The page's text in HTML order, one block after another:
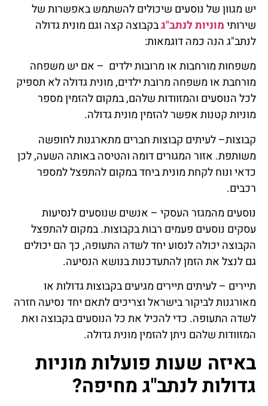
יש מגוון של נוסעים שיכולים להשתמש באפשרות של
שירותימוניות לנתב"גבקבוצה קצה וגם מונית גדולה
לנתב"ג הנה כמה דוגמאות:
משפחות מורחבות או מרובות ילדים – אם יש משפחה
מורחבת או משפחה מרובת ילדים, מונית גדולה לא תספיק
לכל הנוסעים והמזוודות שלהם, במקום להזמין מספר
מוניות קטנות אפשר להזמין מונית גדולה.
קבוצות– לעיתים קבוצות חברים מתארגנות לחופשה
משותפת. אזור המגורים דומה והטיסה באותה השעה, לכן
כדאי ונוח לקחת מונית ביחד במקום להתפצל למספר
רכבים.
נוסעים מהמגזר העסקי – אנשים שנוסעים לנסיעות
עסקים נוסעים פעמים רבות בקבוצות. במקום להתפצל
הקבוצה יכולה לנסוע יחד לשדה התעופה, כך הם יכולים
גם לנצל את הזמן להתעדכנות בנושא הנסיעה.
תיירים – לעיתים תיירים מגיעים בקבוצות גדולות או
מאורגנות לביקור בישראל וצריכים לתאם יחד נסיעה חזרה
לשדה התעופה. כדי להכיל את כל הנוסעים בקבוצה ואת
המזוודות שלהם ניתן להזמין מונית גדולה.
באיזה שעות פועלות מוניות
גדולות לנתב"ג מחיפה?